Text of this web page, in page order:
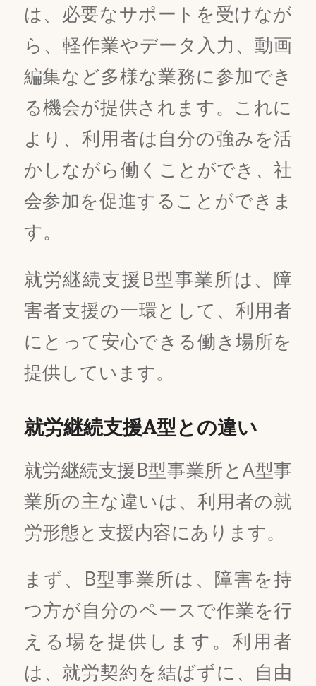
は、必要なサポートを受けなが
ら、軽作業やデータ入力、動画
編集など多様な業務に参加でき
る機会が提供されます。これに
より、利用者は自分の強みを活
かしながら働くことができ、社
会参加を促進することができま
す。
就労継続支援B型事業所は、障
害者支援の一環として、利用者
にとって安心できる働き場所を
提供しています。
就労継続支援A型との違い
就労継続支援B型事業所とA型事
業所の主な違いは、利用者の就
労形態と支援内容にあります。
まず、B型事業所は、障害を持
つ方が自分のペースで作業を行
える場を提供します。利用者
は、就労契約を結ばずに、自由